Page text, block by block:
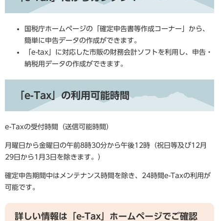
国税庁ホームページの「確定申告書等作成コーナー」から、
簡単に申告データの作成ができます。
「e-tax」に対応した市販の財務会計ソフトを利用し、申告・
納税用データの作成ができます。
「e-Tax」の利用可能時間
e-Taxの受付時間（送信可能時間）
月曜日から金曜日の午前8時30分から午後12時（祝日等及び12月
29日から1月3日を除きます。）
確定申告期間中はメンテナンス時間を除き、24時間e-Taxの利用が
可能です。
詳しい情報は「e-Tax」ホームページでご確認